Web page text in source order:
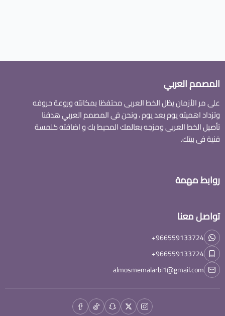
المصمم العربي
على مر الأزمان يظل الخط العربى محتفظا بمكانته وروعة حروفه
وتزداد اهميته يوم بعد يوم ، ونحن فى المصمم العربي هدفنا
تأصيل الخط العربى ومزجه بعالمك المحيط بك و اضافته كلمسة
فنية فى بيتك.
روابط مهمة
تواصل معنا
+966559133724
+966559133724
almosmemalarbi1@gmail.com